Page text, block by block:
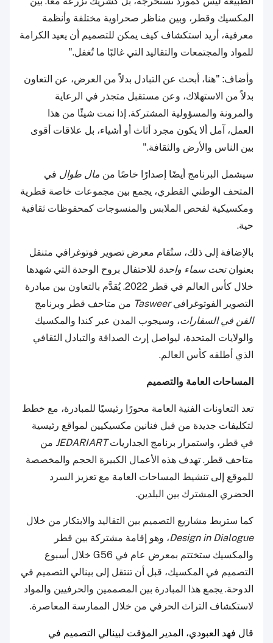
المكسيك وقطر، وبين مناظر صحراوية مختلفة وأنظمة
معرفية، أريد استكشاف كيف يمكن للتصميم أن يعيد الكرامة
للمواد والمجتمعات والتقاليد التي غالبًا ما تُغفل."
وأضاف: "هنا، أبحث عن التبادل بدلاً من العرض، عن التعاون
بدلاً من الاستهلاك، وعن مستقبل متجذر في الرعاية
والمرونة والمسؤولية المشتركة. إذا نمت شيئًا من هذا
العمل، آمل ألا يكون مجرد أثاث أو أشياء، بل علاقات أقوى
بين الناس والأرض والثقافة."
سيشمل البرنامج أيضًا إصدارًا خاصًا من مال طوال في
المتحف الوطني القطري، يجمع بين مجموعات خاصة قطرية
ومكسيكية لفحص الملابس والمنسوجات كمحفوظات ثقافية
حية.
بالإضافة إلى ذلك، ستُقام معرض تصوير فوتوغرافي متنقل
بعنوانتحت سماء واحدة للاحتفال بروح الوحدة التي شهدها
خلال كأس العالم في قطر 2022. يُقدَّم بالتعاون بين مبادرة
التصوير الفوتوغرافيTasweer من متاحف قطر وبرنامج
الفن في السفارات، وسيجوب المدن عبر كندا والمكسيك
والولايات المتحدة، ليواصل إرث الصداقة والتبادل الثقافي
الذي أطلقه كأس العالم.
المساحات العامة والتصميم
تعد التعاونات الفنية العامة محورًا رئيسيًا للمبادرة، مع خطط
لتكليفات جديدة من قبل فنانين مكسيكيين لمواقع رئيسية
في قطر، واستمرار برنامج الجدارياتJEDARIART من
متاحف قطر. تهدف هذه الأعمال الكبيرة الحجم والمخصصة
للموقع إلى تنشيط المساحات العامة مع تعزيز السرد
الحضري المشترك بين البلدين.
كما ستربط مشاريع التصميم بين التقاليد والابتكار من خلال
Design in Dialogue، وهو إقامة مشتركة بين قطر
والمكسيك ستختتم بمعرض عام في G56 خلال أسبوع
التصميم في المكسيك، قبل أن تنتقل إلى بينالي التصميم في
الدوحة. يجمع هذا المبادرة بين المصممين والحرفيين والمواد
لاستكشاف التراث الحرفي من خلال الممارسة المعاصرة.
قال فهد العبودي، المدير المؤقت لبينالي التصميم في